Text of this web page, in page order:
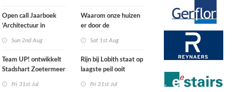
Open call Jaarboek
‘Architectuur in
Sun 2nd Aug
Team UP! ontwikkelt
Stadshart Zoetermeer
Fri 31st Jul
Waarom onze huizen
er door de
anders gaan uitzien
Sat 1st Aug
Rijn bij Lobith staat op
laagste peil ooit
Fri 31st Jul